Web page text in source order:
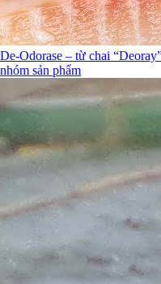
De-Odorase – từ chai
nhóm sản phẩm